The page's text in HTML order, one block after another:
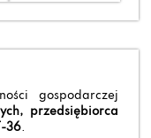
gospodarczej
przedsiębiorca
36.